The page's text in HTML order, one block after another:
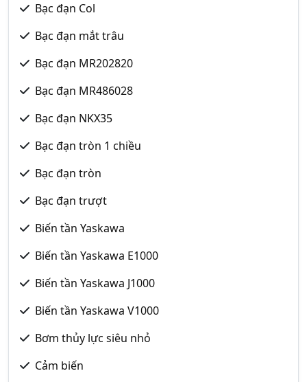
Bạc đạn Col
Bạc đạn mắt trâu
Bạc đạn MR202820
Bạc đạn MR486028
Bạc đạn NKX35
Bạc đạn tròn 1 chiều
Bạc đạn tròn
Bạc đạn trượt
Biến tần Yaskawa
Biến tần Yaskawa E1000
Biến tần Yaskawa J1000
Biến tần Yaskawa V1000
Bơm thủy lực siêu nhỏ
Cảm biến